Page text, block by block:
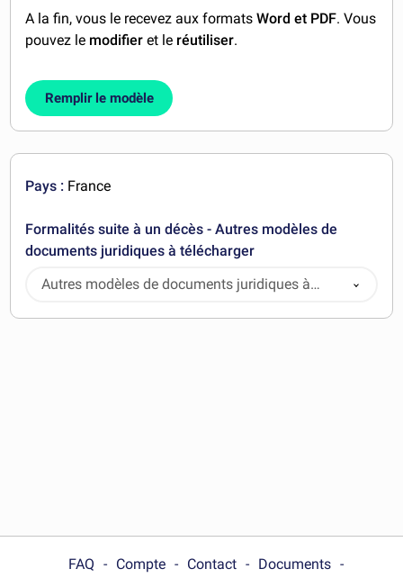
A la fin, vous le recevez aux formatsWord et PDF. Vous
pouvez le modifier et le réutiliser.
Remplir le modèle
Pays : France
Formalités suite à un décès - Autres modèles de
documents juridiques à télécharger
Autres modèles de documents juridiques à
télécharger
FAQ Compte Contact
Documents